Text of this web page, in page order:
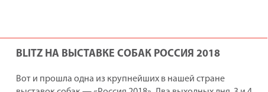
BLITZ НА ВЫСТАВКЕ СОБАК РОССИЯ 2018
Вот и прошла одна из крупнейших в нашей стране